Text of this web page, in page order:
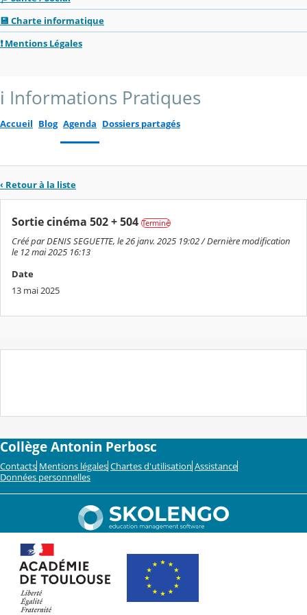
💾 Charte informatique
❗️ Mentions Légales
ℹ️ Informations Pratiques
Accueil Blog Agenda Dossiers partagés
‹ Retour à la liste
Sortie cinéma 502 + 504 Terminé
Créé par DENIS SEGUETTE, le 26 janv. 2025 19:02 / Dernière modification
le 12 mai 2025 16:13
Date
13 mai 2025
Collège Antonin Perbosc
Contacts Mentions légales Chartes d'utilisation Assistance
Données personnelles